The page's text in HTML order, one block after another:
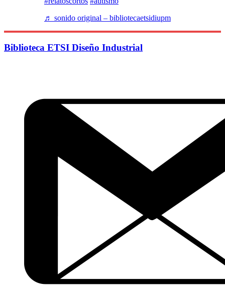
♬ sonido original – bibliotecaetsidiupm
Biblioteca ETSI Diseño Industrial